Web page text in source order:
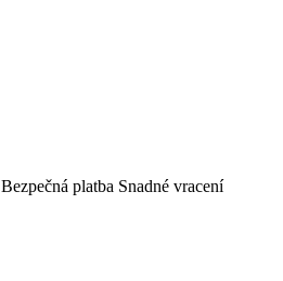
Bezpečná platba Snadné vracení